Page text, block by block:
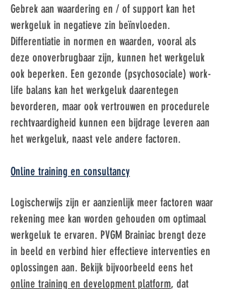
Gebrek aan waardering en / of support kan het
werkgeluk in negatieve zin beïnvloeden.
Differentiatie in normen en waarden, vooral als
deze onoverbrugbaar zijn, kunnen het werkgeluk
ook beperken. Een gezonde (psychosociale) work-
life balans kan het werkgeluk daarentegen
bevorderen, maar ook vertrouwen en procedurele
rechtvaardigheid kunnen een bijdrage leveren aan
het werkgeluk, naast vele andere factoren.
Online training en consultancy
Logischerwijs zijn er aanzienlijk meer factoren waar
rekening mee kan worden gehouden om optimaal
werkgeluk te ervaren. PVGM Brainiac brengt deze
in beeld en verbind hier effectieve interventies en
oplossingen aan. Bekijk bijvoorbeeld eens het
online training en development platform, dat